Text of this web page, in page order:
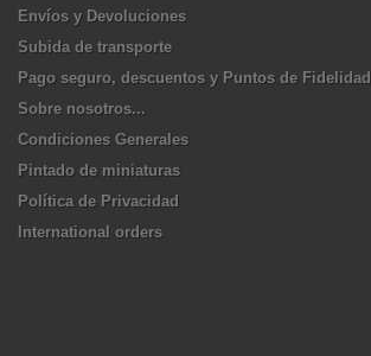
Envíos y Devoluciones
Subida de transporte
Pago seguro, descuentos y Puntos de Fidelidad
Sobre nosotros...
Condiciones Generales
Pintado de miniaturas
Política de Privacidad
International orders